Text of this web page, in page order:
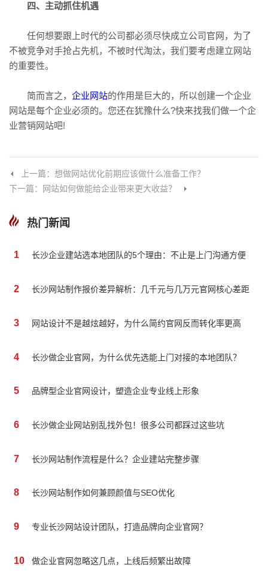
四、主动抓住机遇
任何想要跟上时代的公司都必须尽快成立公司官网，为了
不被竞争对手抢占先机，不被时代淘汰，我们要考虑建立网站
的重要性。
简而言之， 企业网站的作用是巨大的，所以创建一个企业
网站是每个企业必须的。您还在犹豫什么?快来找我们做一个企
业营销网站吧!
上一篇：想做网站优化前期应该做什么准备工作？
下一篇：网站如何做能给企业带来更大收益？
热门新闻
1 长沙企业建站选本地团队的5个理由：不止是上门沟通方便
2 长沙网站制作报价差异解析：几千元与几万元官网核心差距
3 网站设计不是越炫越好，为什么简约官网反而转化率更高
4 长沙做企业官网，为什么优先选能上门对接的本地团队？
5 品牌型企业官网设计，塑造企业专业线上形象
6 长沙做企业网站别乱找外包！很多公司都踩过这些坑
7 长沙网站制作流程是什么？企业建站完整步骤
8 长沙网站制作如何兼顾颜值与SEO优化
9 专业长沙网站设计团队，打造品牌向企业官网？
10 做企业官网忽略这几点，上线后频繁出故障